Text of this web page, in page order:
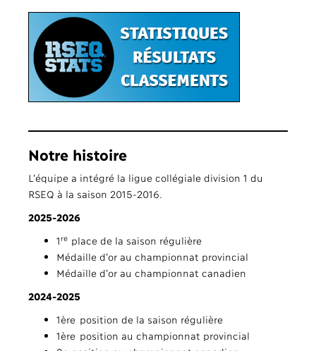
Notre histoire
L’équipe a intégré la ligue collégiale division 1 du
RSEQ à la saison 2015-2016.
2025-2026
1 re place de la saison régulière
Médaille d’or au championnat provincial
Médaille d’or au championnat canadien
2024-2025
1ère position de la saison régulière
1ère position au championnat provincial